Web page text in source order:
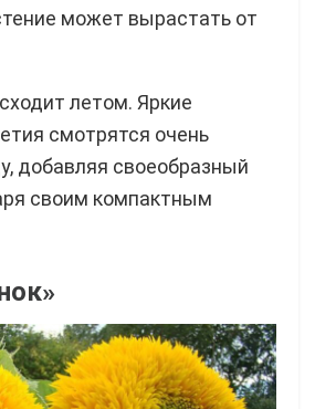
может вырастать от
летом. Яркие
смотрятся очень
добавляя своеобразный
своим компактным